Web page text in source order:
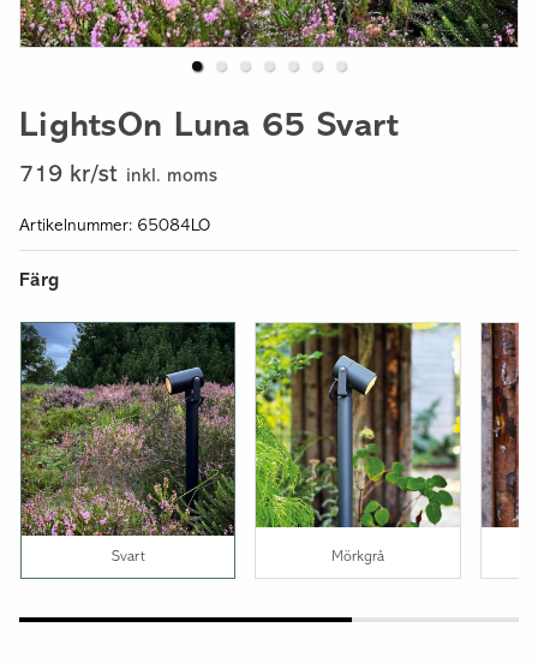
LightsOn Luna 65 Svart
719 kr/st inkl. moms
Artikelnummer: 65084LO
Färg
Svart Mörkgrå